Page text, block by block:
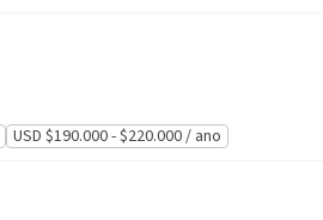
USD $190.000 - $220.000 / ano